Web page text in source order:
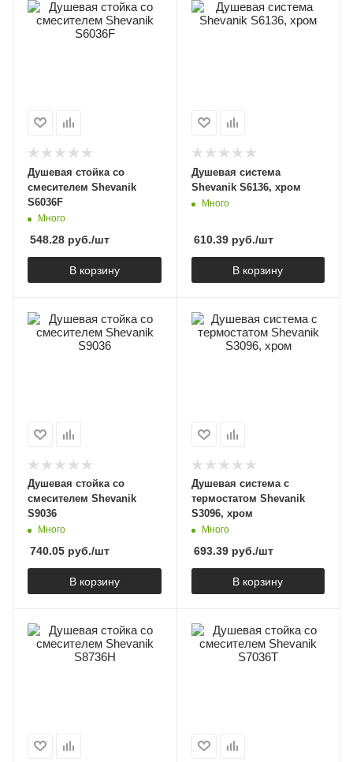
Душевая стойка со
смесителем Shevanik
S6036F
Много
548.28 руб./шт
В корзину
Душевая система
Shevanik S6136, хром
Много
610.39руб./шт
В корзину
Душевая стойка со
смесителем Shevanik
S9036
Много
740.05 руб./шт
В корзину
Душевая система c
термостатом Shevanik
S3096, хром
Много
693.39руб./шт
В корзину